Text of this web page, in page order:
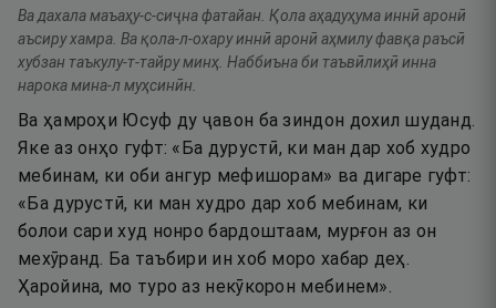
Ва дахала маъаҳу-с-сиҷна фатайан. Қола аҳадуҳума иннӣ аронӣ
аъсиру хамра. Ва қола-л-охару иннӣ аронӣ аҳмилу фавқа раъсӣ
хубзан таъкулу-т-тайру минҳ. Наббиъна би таъвӣлиҳӣ инна
нарока мина-л муҳсинӣн.
Ва ҳамроҳи Юсуф ду ҷавон ба зиндон дохил шуданд.
Яке аз онҳо гуфт: «Ба дурустӣ, ки ман дар хоб худро
мебинам, ки оби ангур мефишорам» ва дигаре гуфт:
«Ба дурустӣ, ки ман худро дар хоб мебинам, ки
болои сари худ нонро бардоштаам, мурғон аз он
мехӯранд. Ба таъбири ин хоб моро хабар деҳ.
Ҳаройина, мо туро аз некӯкорон мебинем».